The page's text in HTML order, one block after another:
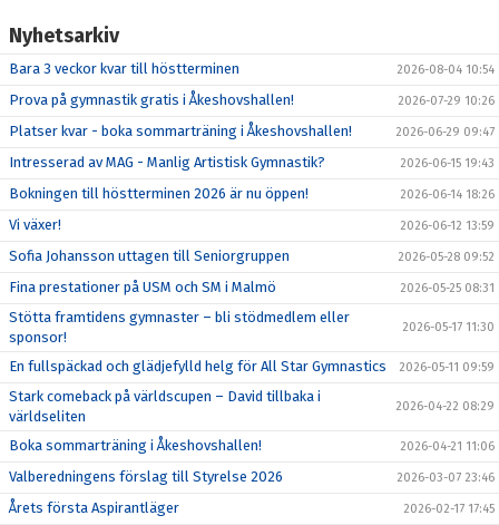
Nyhetsarkiv
Bara 3 veckor kvar till höstterminen 2026-08-04 10:54
Prova på gymnastik gratis i Åkeshovshallen! 2026-07-29 10:26
Platser kvar - boka sommarträning i Åkeshovshallen! 2026-06-29 09:47
Intresserad av MAG - Manlig Artistisk Gymnastik? 2026-06-15 19:43
Bokningen till höstterminen 2026 är nu öppen! 2026-06-14 18:26
Vi växer! 2026-06-12 13:59
Sofia Johansson uttagen till Seniorgruppen 2026-05-28 09:52
Fina prestationer på USM och SM i Malmö 2026-05-25 08:31
Stötta framtidens gymnaster – bli stödmedlem eller
sponsor!
2026-05-17 11:30
En fullspäckad och glädjefylld helg för All Star Gymnastics 2026-05-11 09:59
Stark comeback på världscupen – David tillbaka i
världseliten
2026-04-22 08:29
Boka sommarträning i Åkeshovshallen! 2026-04-21 11:06
Valberedningens förslag till Styrelse 2026 2026-03-07 23:46
Årets första Aspirantläger 2026-02-17 17:45